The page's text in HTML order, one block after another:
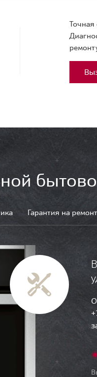
Точная
Гарантия на ремонт